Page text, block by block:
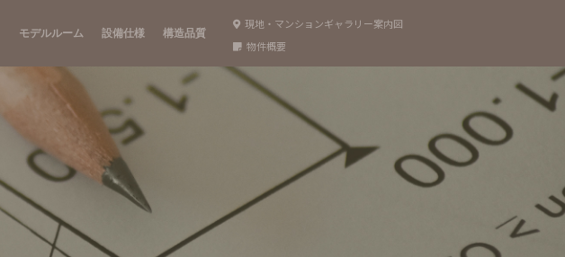
モデルルーム 設備仕様 構造品質
現地・マンションギャラリー案内図
物件概要